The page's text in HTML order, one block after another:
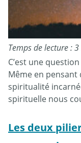
Temps de lecture :
C’est une
Même en
spiritualité
spirituelle nous
Les deux